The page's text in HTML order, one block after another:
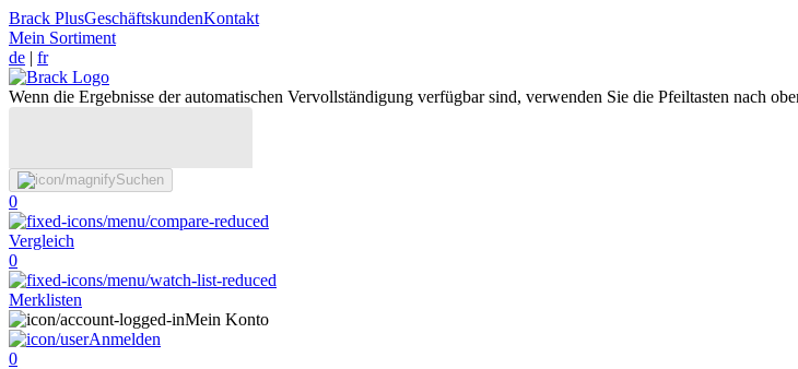
Brack PlusGeschäftskundenKontakt
Mein Sortiment
de | fr
Wenn die Ergebnisse der automatischen Vervollständigung verfügbar sind, verwenden Sie die Pfeiltasten nach
Suchen
0
Vergleich
0
Merklisten
Mein Konto
Anmelden
0